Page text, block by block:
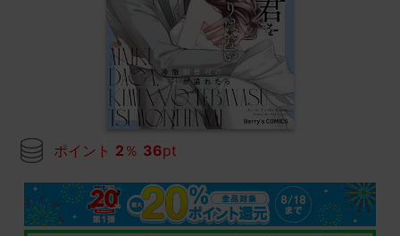
ポイント 2 ％ 36pt